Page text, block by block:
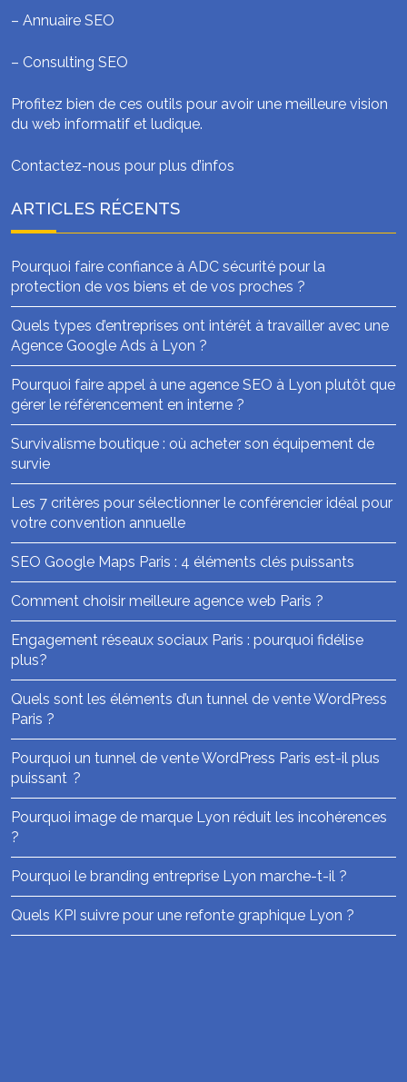
– Annuaire SEO
– Consulting SEO
Profitez bien de ces outils pour avoir une meilleure vision
du web informatif et ludique.
Contactez-nous pour plus d’infos
ARTICLES RÉCENTS
Pourquoi faire confiance à ADC sécurité pour la
protection de vos biens et de vos proches ?
Quels types d’entreprises ont intérêt à travailler avec une
Agence Google Ads à Lyon ?
Pourquoi faire appel à une agence SEO à Lyon plutôt que
gérer le référencement en interne ?
Survivalisme boutique : où acheter son équipement de
survie
Les 7 critères pour sélectionner le conférencier idéal pour
votre convention annuelle
SEO Google Maps Paris : 4 éléments clés puissants
Comment choisir meilleure agence web Paris ?
Engagement réseaux sociaux Paris : pourquoi fidélise
plus?
Quels sont les éléments d’un tunnel de vente WordPress
Paris ?
Pourquoi un tunnel de vente WordPress Paris est-il plus
puissant ?
Pourquoi image de marque Lyon réduit les incohérences
?
Pourquoi le branding entreprise Lyon marche-t-il ?
Quels KPI suivre pour une refonte graphique Lyon ?